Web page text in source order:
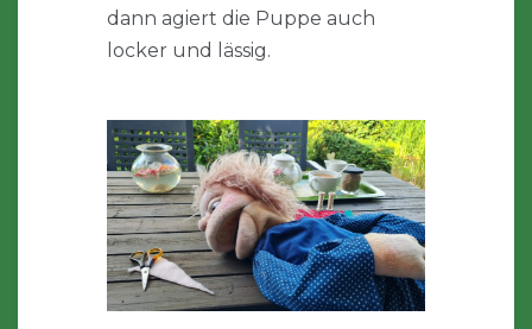
dann agiert die Puppe auch
locker und lässig.